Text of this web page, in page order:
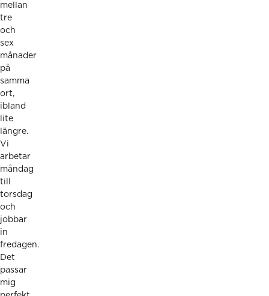
mellan
tre
och
sex
månader
på
samma
ort,
ibland
lite
längre.
Vi
arbetar
måndag
till
torsdag
och
jobbar
in
fredagen.
Det
passar
mig